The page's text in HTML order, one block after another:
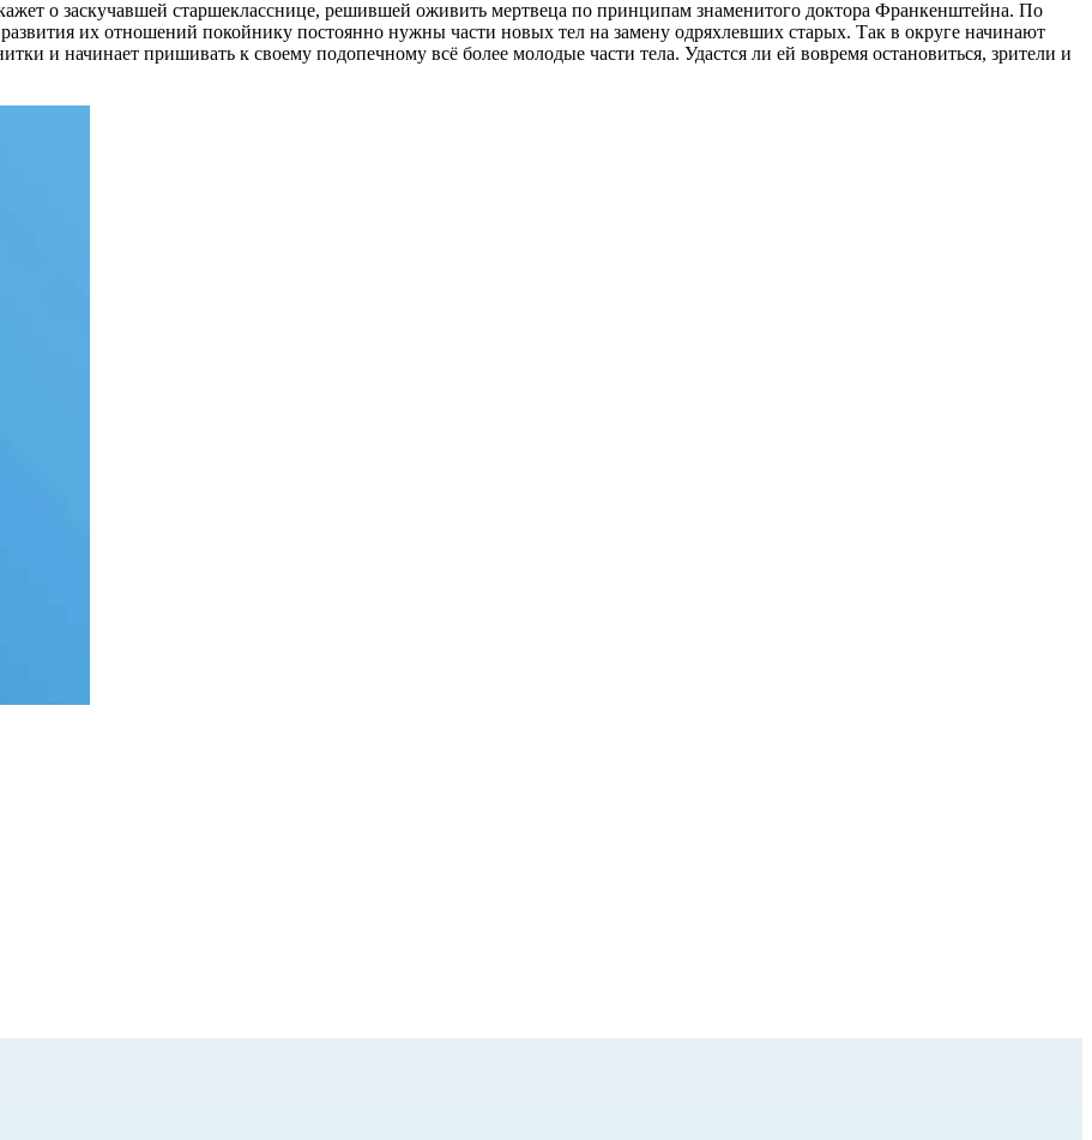
о заскучавшей старшекласснице, решившей оживить мертвеца по принципам знаменитого доктора Франкенштейна. По
их отношений покойнику постоянно нужны части новых тел на замену одряхлевших старых. Так в округе начинают
и начинает пришивать к своему подопечному всё более молодые части тела. Удастся ли ей вовремя остановиться, зрители и